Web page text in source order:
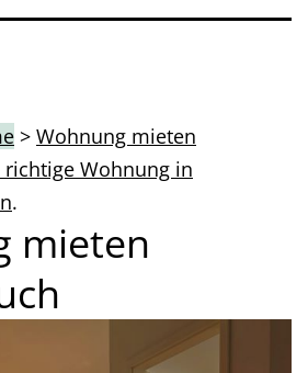
> Wohnung mieten
richtige Wohnung in
.
mieten